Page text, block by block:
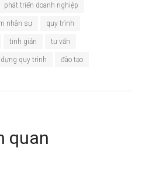
phát triển doanh nghiệp
nhân sự quy trình
tinh giản tư vấn
quy trình đào tạo
quan